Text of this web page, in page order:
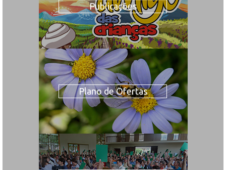
Publicações
Plano de Ofertas